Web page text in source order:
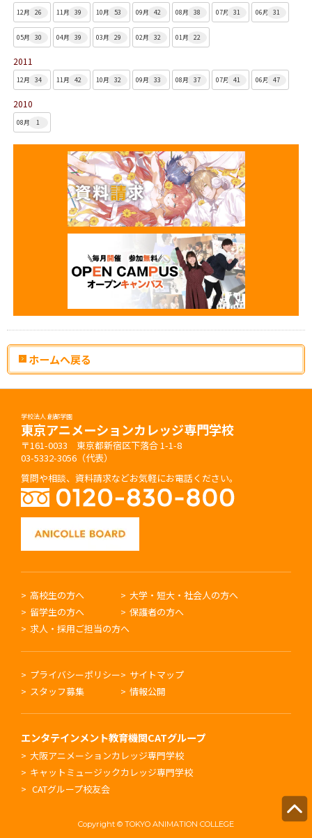
12月 26 11月 39 10月 53 09月 42 08月 38 07月 31 06月 31
05月 30 04月 39 03月 29 02月 32 01月 22
2011
12月 34 11月 42 10月 32 09月 33 08月 37 07月 41 06月 47
2010
08月 1
ホームへ戻る
学校法人 創都学園
東京アニメーションカレッジ専門学校
〒161-0033 東京都新宿区下落合 1-1-8
03-5332-3056（代表）
質問や相談、資料請求などお気軽にお電話ください。
高校生の方へ
大学・短大・社会人の方へ
留学生の方へ
保護者の方へ
求人・採用ご担当の方へ
プライバシーポリシー
サイトマップ
スタッフ募集
情報公開
エンタテインメント教育機関CATグループ
大阪アニメーションカレッジ専門学校
キャットミュージックカレッジ専門学校
CATグループ校友会
Copyright © TOKYO ANIMATION COLLEGE